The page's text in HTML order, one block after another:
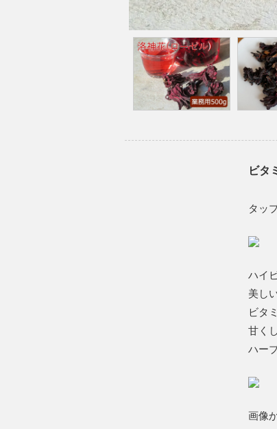
ビタ
タッ
ハイ
美し
ビタ
甘く
ハー
画像